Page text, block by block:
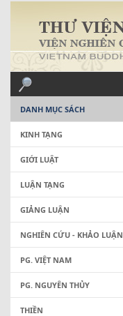
DANH MỤC SÁCH
KINH TẠNG
GIỚI LUẬT
LUẬN TẠNG
GIẢNG LUẬN
NGHIÊN CỨU - KHẢO LUẬN
PG. VIỆT NAM
PG. NGUYÊN THỦY
THIỀN